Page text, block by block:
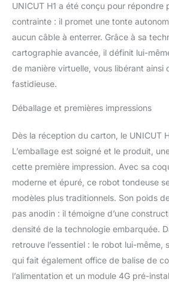
UNICUT H1 a été conçu pour répondre
contrainte : il promet une tonte
aucun câble à enterrer. Grâce à sa
cartographie avancée, il définit lui-
de manière virtuelle, vous libérant ainsi
fastidieuse.
Déballage et premières impressions
Dès la réception du carton, le UNICUT
L’emballage est soigné et le produit,
cette première impression. Avec sa
moderne et épuré, ce robot tondeuse
modèles plus traditionnels. Son poids
pas anodin : il témoigne d’une
densité de la technologie embarquée.
retrouve l’essentiel : le robot lui-même,
qui fait également office de balise de
l’alimentation et un module 4G pré-